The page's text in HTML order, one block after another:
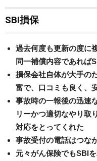
SBI損保
過去何度も更新の度に
同一補償内容であれば
損保会社自体が大手の
富で、口コミも良く、
事故時の一報後の迅速
リーかつ適切なやり取
対応をとってくれた
事故受付の電話はつな
元々がん保険でもSBI